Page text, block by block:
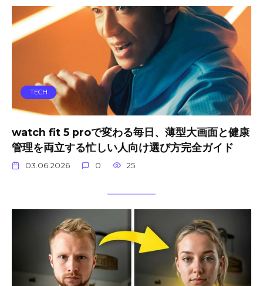
TECH
watch fit 5 proで変わる毎日、薄型大画面と健康
管理を両立する忙しい人向け選び方完全ガイド
03.06.2026 0 25